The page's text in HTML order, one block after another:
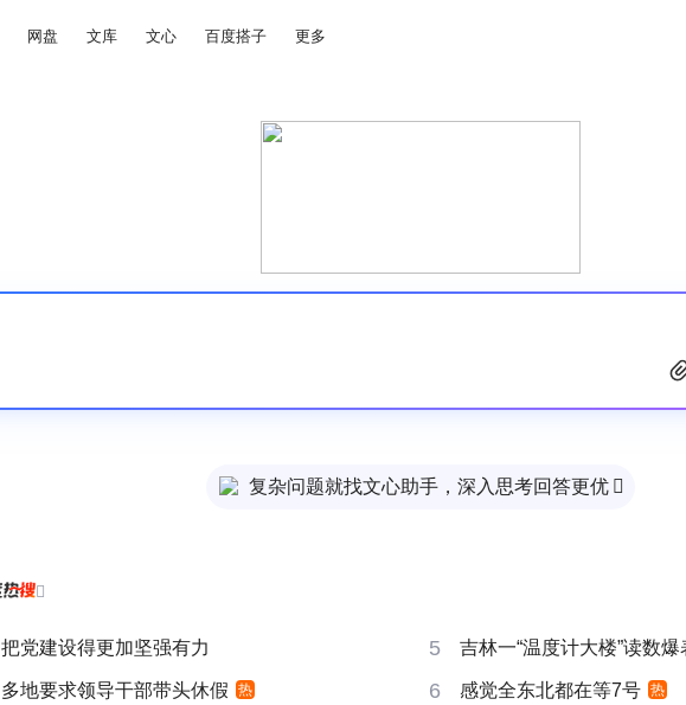
网盘 文库 文心 百度搭子 更多
复杂问题就找文心助手，深入思考回答更优 

把党建设得更加坚强有力 5 吉林一“温度计大楼”读数爆
多地要求领导干部带头休假 热 6 感觉全东北都在等7号 热